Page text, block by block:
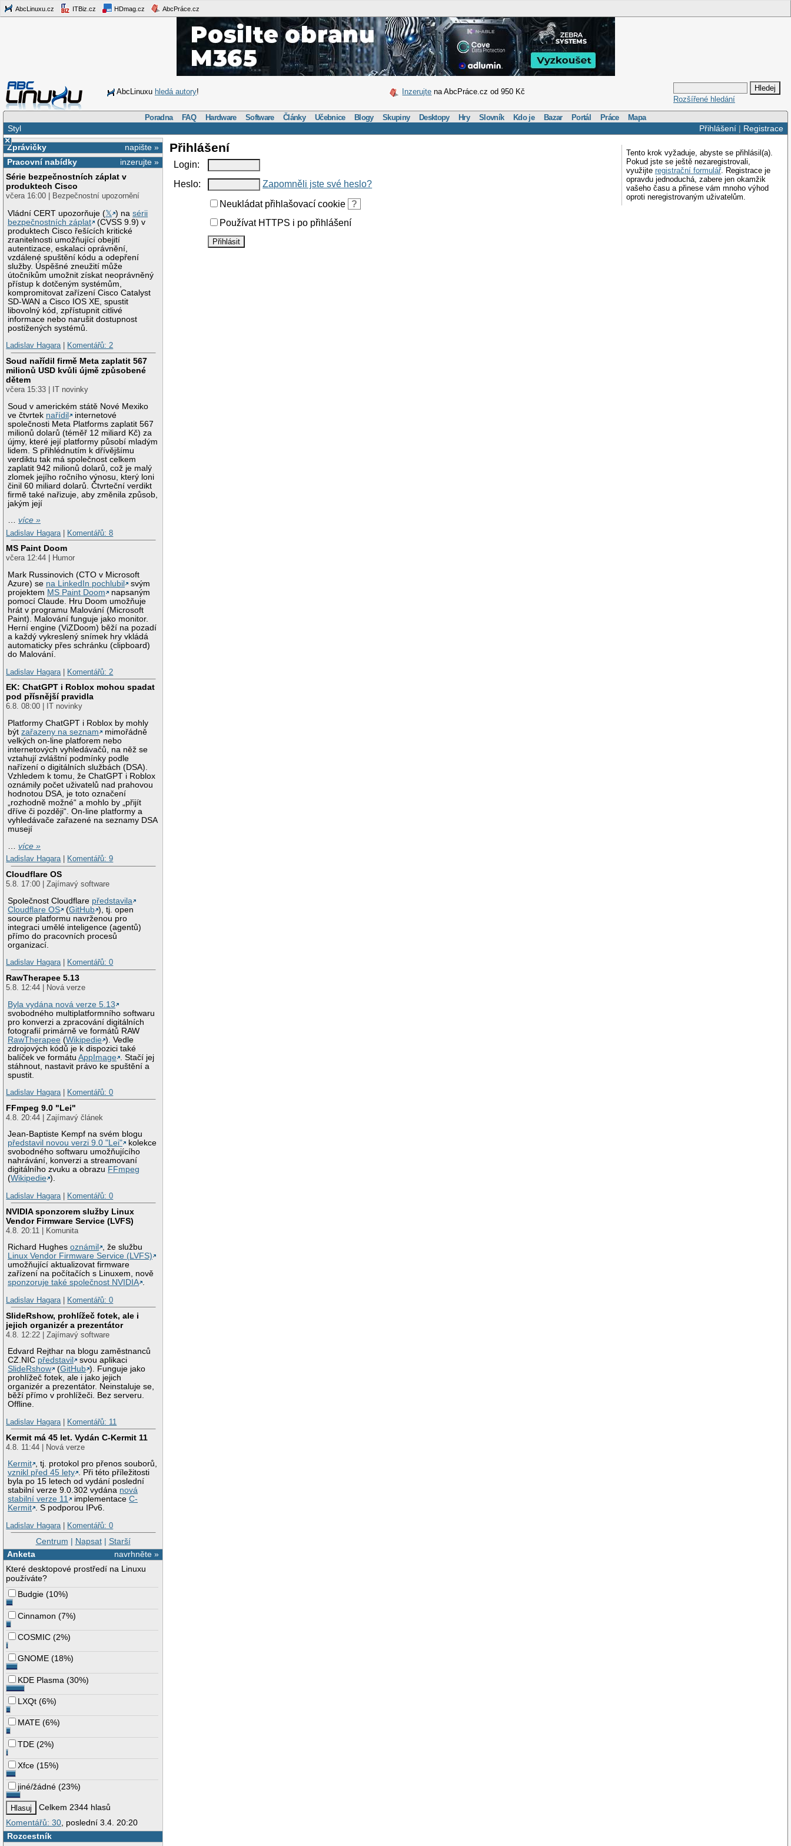
AbcLinuxu.cz ITBiz.cz HDmag.cz AbcPráce.cz
AbcLinuxu hledá autory! Inzerujte na AbcPráce.cz od 950 Kč
Rozšířené hledání
Poradna FAQ Hardware Software Články Učebnice Blogy Skupiny Desktopy Hry Slovník Kdo je Bazar Portál Práce Mapa
Přihlášení| Registrace
Styl
×
napište »
Zprávičky
inzerujte »
Pracovní nabídky
Série bezpečnostních záplat v
produktech Cisco
včera 16:00 | Bezpečnostní upozornění
Vládní CERT upozorňuje (𝕏 ) nasérii
bezpečnostních záplat
(CVSS 9.9) v
produktech Cisco řešících kritické
zranitelnosti umožňující obejití
autentizace, eskalaci oprávnění,
vzdálené spuštění kódu a odepření
služby. Úspěšné zneužití může
útočníkům umožnit získat neoprávněný
přístup k dotčeným systémům,
kompromitovat zařízení Cisco Catalyst
SD-WAN a Cisco IOS XE, spustit
libovolný kód, zpřístupnit citlivé
informace nebo narušit dostupnost
postižených systémů.
Ladislav Hagara| Komentářů: 2
Soud nařídil firmě Meta zaplatit 567
milionů USD kvůli újmě způsobené
dětem
včera 15:33 | IT novinky
Soud v americkém státě Nové Mexiko
ve čtvrtek nařídil
internetové
společnosti Meta Platforms zaplatit 567
milionů dolarů (téměř 12 miliard Kč) za
újmy, které její platformy působí mladým
lidem. S přihlédnutím k dřívějšímu
verdiktu tak má společnost celkem
zaplatit 942 milionů dolarů, což je malý
zlomek jejího ročního výnosu, který loni
činil 60 miliard dolarů. Čtvrteční verdikt
firmě také nařizuje, aby změnila způsob,
jakým její
…více »
Ladislav Hagara
Komentářů: 8
MS Paint Doom
včera 12:44 | Humor
Mark Russinovich (CTO v Microsoft
Azure) se na LinkedIn pochlubil
svým
projektem MS Paint Doom
napsaným
pomocí Claude. Hru Doom umožňuje
hrát v programu Malování (Microsoft
Paint). Malování funguje jako monitor.
Herní engine (ViZDoom) běží na pozadí
a každý vykreslený snímek hry vkládá
automaticky přes schránku (clipboard)
do Malování.
Ladislav Hagara
Komentářů: 2
EK: ChatGPT i Roblox mohou spadat
pod přísnější pravidla
6.8. 08:00 | IT novinky
Platformy ChatGPT i Roblox by mohly
býtzařazeny na seznam
mimořádně
velkých on-line platforem nebo
internetových vyhledávačů, na něž se
vztahují zvláštní podmínky podle
nařízení o digitálních službách (DSA).
Vzhledem k tomu, že ChatGPT i Roblox
oznámily počet uživatelů nad prahovou
hodnotou DSA, je toto označení
„rozhodně možné“ a mohlo by „přijít
dříve či později“. On-line platformy a
vyhledávače zařazené na seznamy DSA
musejí
…více »
Ladislav Hagara| Komentářů: 9
Cloudflare OS
5.8. 17:00 | Zajímavý software
Společnost Cloudflare představila
Cloudflare OS
(GitHub ), tj. open
source platformu navrženou pro
integraci umělé inteligence (agentů)
přímo do pracovních procesů
organizací.
Ladislav Hagara| Komentářů: 0
RawTherapee 5.13
5.8. 12:44 | Nová verze
Byla vydána nová verze 5.13
svobodného multiplatformního softwaru
pro konverzi a zpracování digitálních
fotografií primárně ve formátů RAW
RawTherapee (Wikipedie ). Vedle
zdrojových kódů je k dispozici také
balíček ve formátuAppImage
. Stačí jej
stáhnout, nastavit právo ke spuštění a
spustit.
Ladislav Hagara| Komentářů: 0
FFmpeg 9.0 "Lei"
4.8. 20:44 | Zajímavý článek
Jean-Baptiste Kempf na svém blogu
představil novou verzi 9.0 "Lei"
kolekce
svobodného softwaru umožňujícího
nahrávání, konverzi a streamovaní
digitálního zvuku a obrazu FFmpeg
(Wikipedie ).
Ladislav Hagara| Komentářů: 0
NVIDIA sponzorem služby Linux
Vendor Firmware Service (LVFS)
4.8. 20:11 | Komunita
Richard Hughesoznámil
, že službu
Linux Vendor Firmware Service (LVFS)
umožňující aktualizovat firmware
zařízení na počítačích s Linuxem, nově
sponzoruje také společnost NVIDIA .
Ladislav Hagara| Komentářů: 0
SlideRshow, prohlížeč fotek, ale i
jejich organizér a prezentátor
4.8. 12:22 | Zajímavý software
Edvard Rejthar na blogu zaměstnanců
CZ.NIC představil
svou aplikaci
SlideRshow
(GitHub ). Funguje jako
prohlížeč fotek, ale i jako jejich
organizér a prezentátor. Neinstaluje se,
běží přímo v prohlížeči. Bez serveru.
Offline.
Ladislav Hagara| Komentářů: 11
Kermit má 45 let. Vydán C-Kermit 11
4.8. 11:44 | Nová verze
Kermit , tj. protokol pro přenos souborů,
vznikl před 45 lety . Při této příležitosti
byla po 15 letech od vydání poslední
stabilní verze 9.0.302 vydána nová
stabilní verze 11
implementaceC-
Kermit . S podporou IPv6.
Ladislav Hagara| Komentářů: 0
Centrum | Napsat| Starší
navrhněte »
Anketa
Které desktopové prostředí na Linuxu
používáte?
Budgie (10%)
Cinnamon (7%)
COSMIC (2%)
GNOME (18%)
KDE Plasma (30%)
LXQt (6%)
MATE (6%)
TDE (2%)
Xfce (15%)
jiné/žádné (23%)
Celkem 2344 hlasů
Komentářů: 30 , poslední 3.4. 20:20
Rozcestník
Tento krok vyžaduje, abyste se přihlásil(a).
Pokud jste se ještě nezaregistrovali,
využijte registrační formulář. Registrace je
opravdu jednoduchá, zabere jen okamžik
vašeho času a přinese vám mnoho výhod
oproti neregistrovaným uživatelům.
Přihlášení
Login:
Heslo:
Zapomněli jste své heslo?
Neukládat přihlašovací cookie
?
Používat HTTPS i po přihlášení